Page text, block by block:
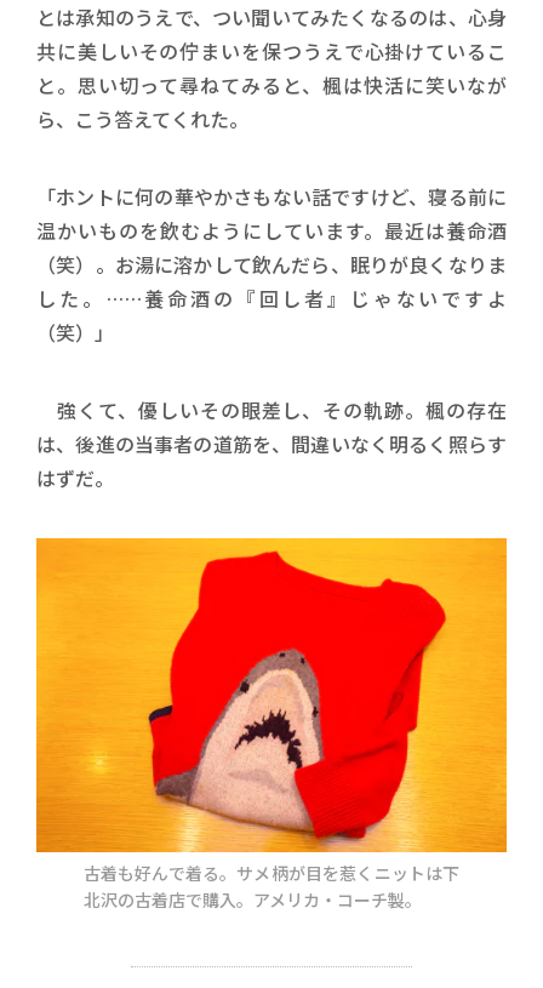
とは承知のうえで、つい聞いてみたくなるのは、心身
共に美しいその佇まいを保つうえで心掛けているこ
と。思い切って尋ねてみると、楓は快活に笑いなが
ら、こう答えてくれた。
「ホントに何の華やかさもない話ですけど、寝る前に
温かいものを飲むようにしています。最近は養命酒
（笑）。お湯に溶かして飲んだら、眠りが良くなりま
した。……養命酒の『回し者』じゃないですよ
（笑）」
強くて、優しいその眼差し、その軌跡。楓の存在
は、後進の当事者の道筋を、間違いなく明るく照らす
はずだ。
古着も好んで着る。サメ柄が目を惹くニットは下
北沢の古着店で購入。アメリカ・コーチ製。